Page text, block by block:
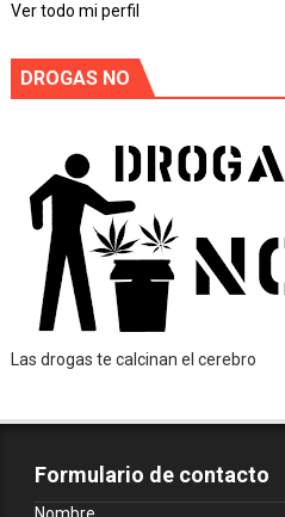
Ver todo mi perfil
DROGAS NO
Las drogas te calcinan el cerebro
Formulario de contacto